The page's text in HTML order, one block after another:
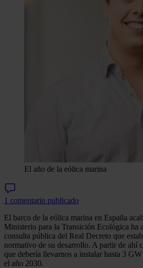
El año de la eólica marina
1 comentario publicado
El barco de la eólica marina en España
Ministerio para la Transición Ecológica ha
consulta pública del Real Decreto que
normativo de su desarrollo. A partir de ahí
que debería llevarnos a instalar hasta 3
el año 2030.